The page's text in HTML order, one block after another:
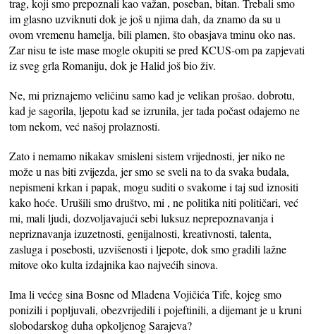
trag, koji smo prepoznali kao važan, poseban, bitan. Trebali smo
im glasno uzviknuti dok je još u njima dah, da znamo da su u
ovom vremenu hamelja, bili plamen, što obasjava tminu oko nas.
Zar nisu te iste mase mogle okupiti se pred KCUS-om pa zapjevati
iz sveg grla Romaniju, dok je Halid još bio živ.
Ne, mi priznajemo veličinu samo kad je velikan prošao. dobrotu,
kad je sagorila, ljepotu kad se izrunila, jer tada počast odajemo ne
tom nekom, već našoj prolaznosti.
Zato i nemamo nikakav smisleni sistem vrijednosti, jer niko ne
može u nas biti zvijezda, jer smo se sveli na to da svaka budala,
nepismeni krkan i papak, mogu suditi o svakome i taj sud iznositi
kako hoće. Urušili smo društvo, mi , ne politika niti političari, već
mi, mali ljudi, dozvoljavajući sebi luksuz neprepoznavanja i
nepriznavanja izuzetnosti, genijalnosti, kreativnosti, talenta,
zasluga i posebosti, uzvišenosti i ljepote, dok smo gradili lažne
mitove oko kulta izdajnika kao najvećih sinova.
Ima li većeg sina Bosne od Mladena Vojičića Tife, kojeg smo
ponizili i popljuvali, obezvrijedili i pojeftinili, a dijemant je u kruni
slobodarskog duha opkoljenog Sarajeva?